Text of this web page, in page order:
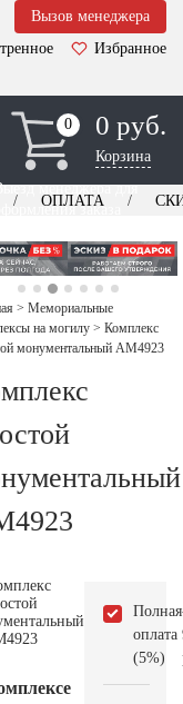
Вызов менеджера
Избранное
0
0 0 руб.
Корзина
менеджера для
оформления заказа
ОПЛАТА
> Мемориальные
на могилу > Комплекс
монументальный AM4923
Полная
оплата
(5%)